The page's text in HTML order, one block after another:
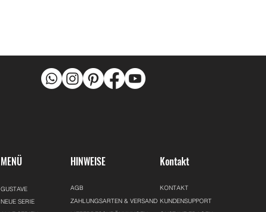
MENÜ HINWEISE Kontakt
GUSTAVE
NEUE SERIE
AGB
ZAHLUNGSARTEN & VERSAND
KONTAKT
KUNDENSUPPORT